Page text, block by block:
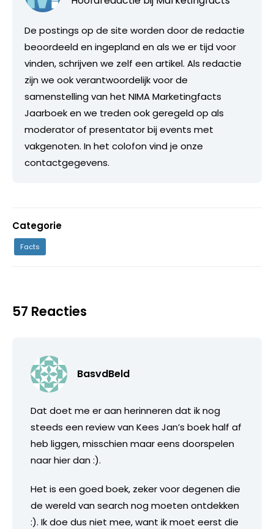
De postings op de site worden door de redactie
beoordeeld en ingepland en als we er tijd voor
vinden, schrijven we zelf een artikel. Als redactie
zijn we ook verantwoordelijk voor de
samenstelling van het NIMA Marketingfacts
Jaarboek en we treden ook geregeld op als
moderator of presentator bij events met
vakgenoten. In het colofon vind je onze
contactgegevens.
Categorie
Facts
57 Reacties
BasvdBeld
Dat doet me er aan herinneren dat ik nog
steeds een review van Kees Jan’s boek half af
heb liggen, misschien maar eens doorspelen
naar hier dan :).
Het is een goed boek, zeker voor degenen die
de wereld van search nog moeten ontdekken
:). Ik doe dus niet mee, want ik moet eerst die